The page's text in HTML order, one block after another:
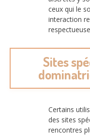
ceux qui le
interaction
Sites
Certains
des sites
rencontres